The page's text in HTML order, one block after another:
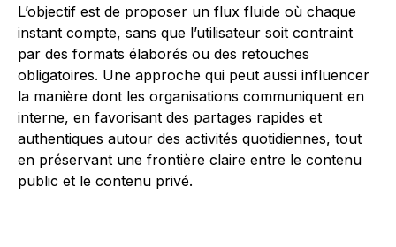
L’objectif est de proposer un flux fluide où chaque
instant compte, sans que l’utilisateur soit contraint
par des formats élaborés ou des retouches
obligatoires. Une approche qui peut aussi influencer
la manière dont les organisations communiquent en
interne, en favorisant des partages rapides et
authentiques autour des activités quotidiennes, tout
en préservant une frontière claire entre le contenu
public et le contenu privé.